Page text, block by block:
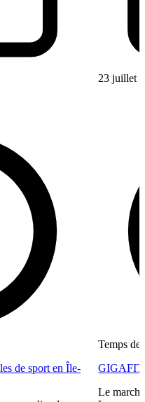
de sport en Île-
23 juillet
Temps de
GIGAFIT
Le